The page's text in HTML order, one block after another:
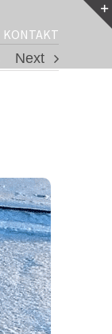
KONTAKT
Next